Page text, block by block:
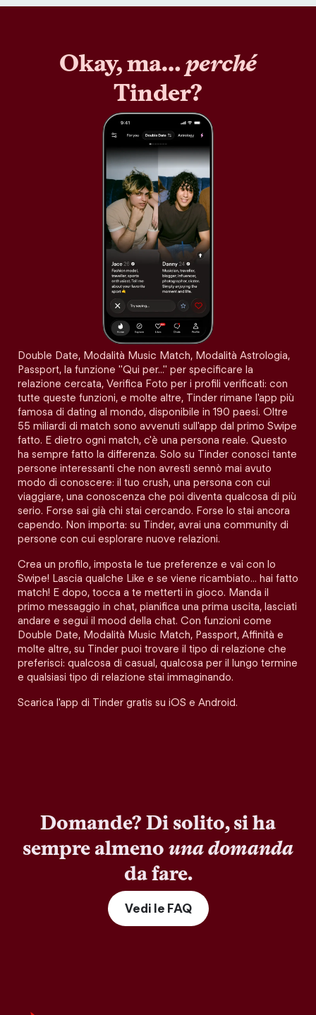
Okay, ma…perché
Tinder?
Double Date, Modalità Music Match, Modalità Astrologia,
Passport, la funzione "Qui per…" per specificare la
relazione cercata, Verifica Foto per i profili verificati: con
tutte queste funzioni, e molte altre, Tinder rimane l'app più
famosa di dating al mondo, disponibile in 190 paesi. Oltre
55 miliardi di match sono avvenuti sull'app dal primo Swipe
fatto. E dietro ogni match, c'è una persona reale. Questo
ha sempre fatto la differenza. Solo su Tinder conosci tante
persone interessanti che non avresti sennò mai avuto
modo di conoscere: il tuo crush, una persona con cui
viaggiare, una conoscenza che poi diventa qualcosa di più
serio. Forse sai già chi stai cercando. Forse lo stai ancora
capendo. Non importa: su Tinder, avrai una community di
persone con cui esplorare nuove relazioni.
Crea un profilo, imposta le tue preferenze e vai con lo
Swipe! Lascia qualche Like e se viene ricambiato… hai fatto
match! E dopo, tocca a te metterti in gioco. Manda il
primo messaggio in chat, pianifica una prima uscita, lasciati
andare e segui il mood della chat. Con funzioni come
Double Date, Modalità Music Match, Passport, Affinità e
molte altre, su Tinder puoi trovare il tipo di relazione che
preferisci: qualcosa di casual, qualcosa per il lungo termine
e qualsiasi tipo di relazione stai immaginando.
Scarica l'app di Tinder gratis su iOS e Android.
Domande? Di solito, si ha
sempre almeno una domanda
da fare.
Vedi le FAQ